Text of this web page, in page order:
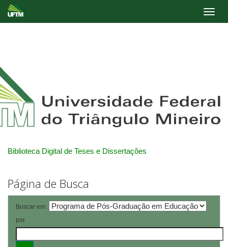
Biblioteca Digital de Teses e Dissertações
Página de Busca
Buscar em:
por